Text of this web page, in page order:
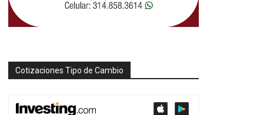
Cotizaciones Tipo de Cambio